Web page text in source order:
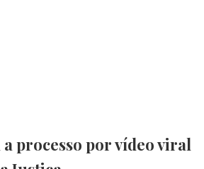
processo por vídeo viral